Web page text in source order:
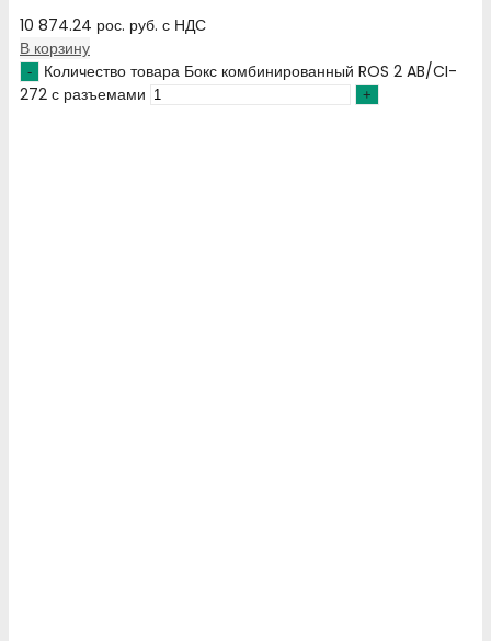
10 874.24 рос. руб. с НДС
В корзину
Количество товара Бокс комбинированный ROS 2 AB/CI-
272 с разъемами